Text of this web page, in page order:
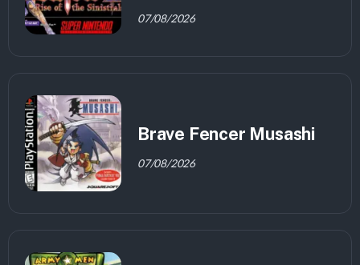
07/08/2026
Brave Fencer Musashi
07/08/2026